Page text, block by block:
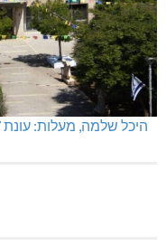
היכל שלמה, מעלות: עונת 26-27